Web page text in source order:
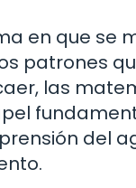
en que se
patrones
las
del